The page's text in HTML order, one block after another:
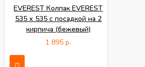
EVEREST Колпак EVEREST
535 х 535 с посадкой на 2
кирпича (бежевый)
1 895 р.